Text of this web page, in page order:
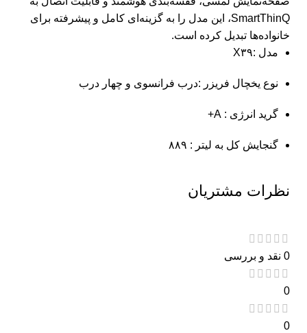
SmartThinQ، این مدل را به گزینه‌ای کامل و پیشرفته برای
خانواده‌ها تبدیل کرده است.
مدل :X۳۹
نوع یخچال فریزر :درب فرانسوی و چهار درب
گرید انرژی : A+
گنجایش کل به لیتر : ۸۸۹
نظرات مشتریان
0 نقد و بررسی
0
0